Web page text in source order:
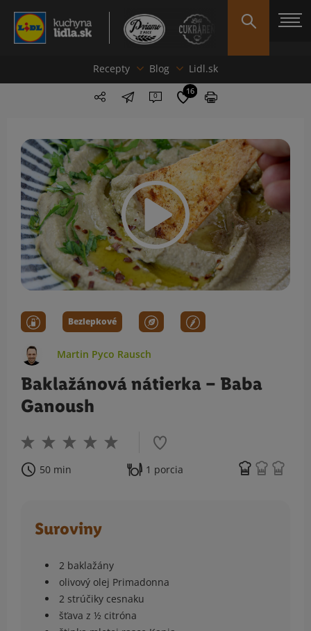
Recepty Blog Lidl.sk
0 16
Bezlepkové
Martin Pyco Rausch
Baklažánová nátierka – Baba
Ganoush
50 min 1 porcia
Suroviny
2 baklažány
olivový olej Primadonna
2 strúčiky cesnaku
šťava z ½ citróna